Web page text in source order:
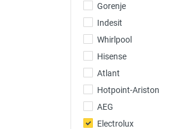
Gorenje
Indesit
Whirlpool
Hisense
Atlant
Hotpoint-Ariston
AEG
Electrolux